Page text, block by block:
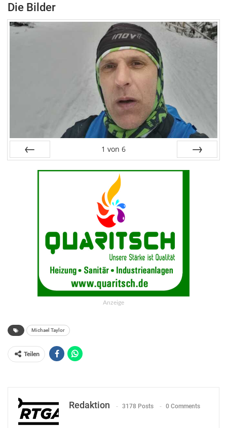
Die Bilder
1 von 6
Anzeige
Michael Taylor
Teilen
Redaktion 3178 Posts 0 Comments